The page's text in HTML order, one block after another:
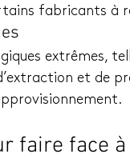
fabricants à
extrêmes,
et de
faire face